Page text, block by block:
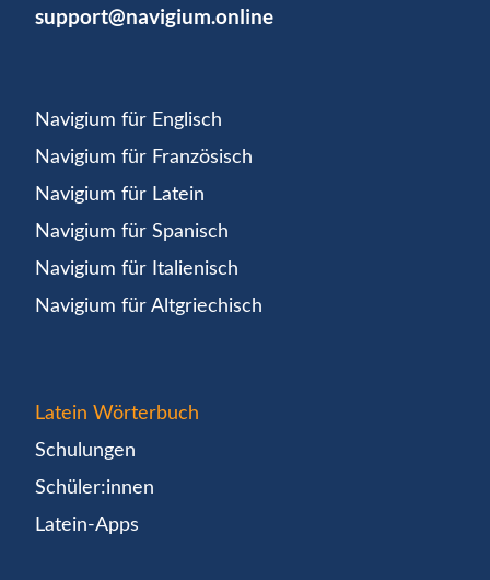
support@navigium.online
Navigium für Englisch
Navigium für Französisch
Navigium für Latein
Navigium für Spanisch
Navigium für Italienisch
Navigium für Altgriechisch
Latein Wörterbuch
Schulungen
Schüler:innen
Latein-Apps